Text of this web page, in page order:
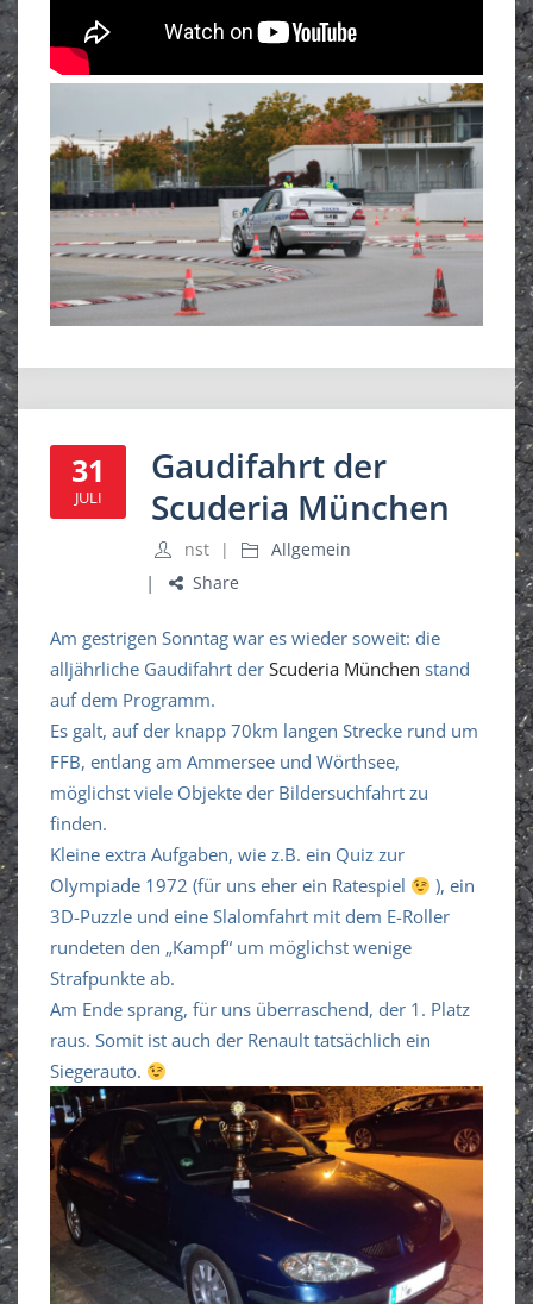
31
JULI
Gaudifahrt der
Scuderia München
nst
Allgemein
Share
Am gestrigen Sonntag war es wieder soweit: die
alljährliche Gaudifahrt der Scuderia München stand
auf dem Programm.
Es galt, auf der knapp 70km langen Strecke rund um
FFB, entlang am Ammersee und Wörthsee,
möglichst viele Objekte der Bildersuchfahrt zu
finden.
Kleine extra Aufgaben, wie z.B. ein Quiz zur
Olympiade 1972 (für uns eher ein Ratespiel
), ein
3D-Puzzle und eine Slalomfahrt mit dem E-Roller
rundeten den „Kampf“ um möglichst wenige
Strafpunkte ab.
Am Ende sprang, für uns überraschend, der 1. Platz
raus. Somit ist auch der Renault tatsächlich ein
Siegerauto.